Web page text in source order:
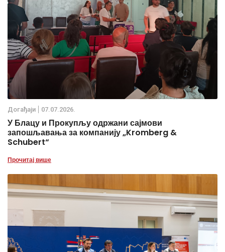
Дoгађаjи 07.07.2026.
У Блацу и Прокупљу одржани сајмови
запошљавања за компанију „Kromberg &
Schubert“
Прочитај више